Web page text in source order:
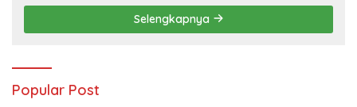
Selengkapnya
Popular Post